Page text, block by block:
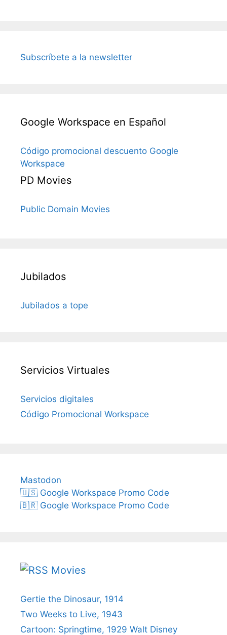
Subscríbete a la newsletter
Google Workspace en Español
Código promocional descuento Google
Workspace
PD Movies
Public Domain Movies
Jubilados
Jubilados a tope
Servicios Virtuales
Servicios digitales
Código Promocional Workspace
Mastodon
🇺🇸 Google Workspace Promo Code
🇧🇷 Google Workspace Promo Code
Movies
Gertie the Dinosaur, 1914
Two Weeks to Live, 1943
Cartoon: Springtime, 1929 Walt Disney